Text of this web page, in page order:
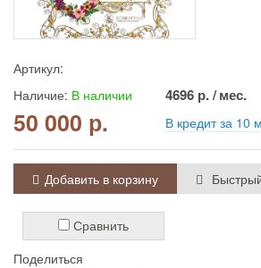
Артикул:
Наличие: В наличии
50 000 р.
4696 р. / мес.
В кредит за 10
Добавить в корзину
Сравнить
Поделиться